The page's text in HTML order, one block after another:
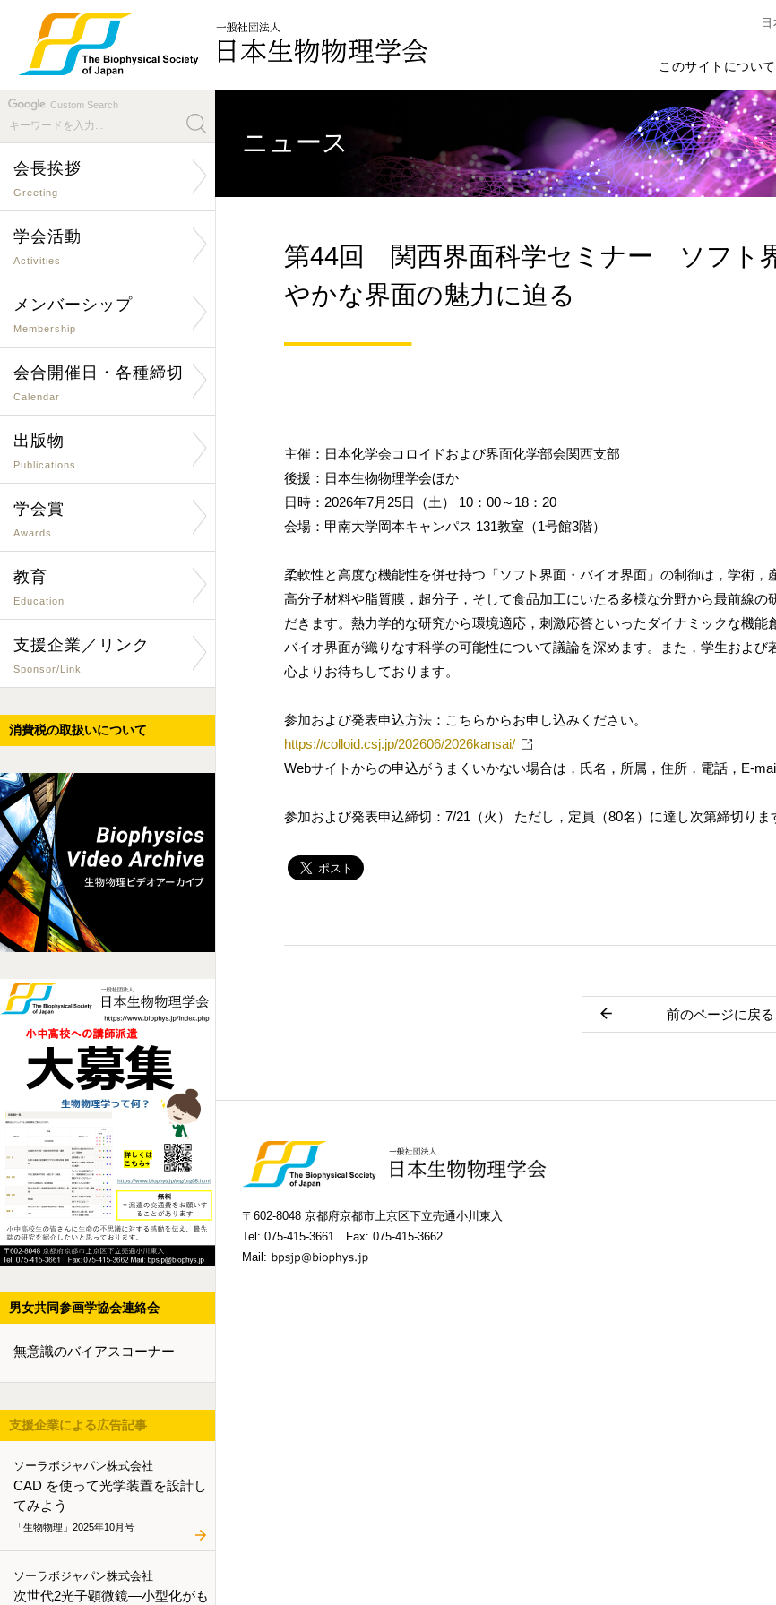
このサイトについて
Custom Search
会長挨拶
Greeting
学会活動
Activities
メンバーシップ
Membership
会合開催日・各種締切
Calendar
出版物
Publications
学会賞
Awards
教育
Education
支援企業／リンク
Sponsor/Link
消費税の取扱いについて
男女共同参画学協会連絡会
無意識のバイアスコーナー
支援企業による広告記事
ソーラボジャパン株式会社
CAD を使って光学装置を設計し
てみよう
「生物物理」2025年10月号
ソーラボジャパン株式会社
次世代2光子顕微鏡―小型化がも
ニュース
第44回 関西界面科学セミナー ソフト
やかな界面の魅力に迫る
主催：日本化学会コロイドおよび界面化学部会関西支部
後援：日本生物物理学会ほか
日時：2026年7月25日（土） 10：00～18：20
会場：甲南大学岡本キャンパス 131教室（1号館3階）
柔軟性と高度な機能性を併せ持つ「ソフト界面・バイオ界面」の制御は，学術，
高分子材料や脂質膜，超分子，そして食品加工にいたる多様な分野から最前線
だきます。熱力学的な研究から環境適応，刺激応答といったダイナミックな機
バイオ界面が織りなす科学の可能性について議論を深めます。また，学生およ
心よりお待ちしております。
参加および発表申込方法：こちらからお申し込みください。
https://colloid.csj.jp/202606/2026kansai/
Webサイトからの申込がうまくいかない場合は，氏名，所属，住所，電話，E-
参加および発表申込締切：7/21（火） ただし，定員（80名）に達し次第締切りま
前のページに戻る
〒602-8048 京都府京都市上京区下立売通小川東入
Tel: 075-415-3661 Fax: 075-415-3662
Mail: